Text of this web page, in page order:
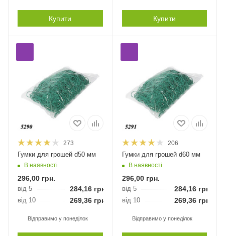
Купити Купити
273
Гумки для грошей d50 мм
В наявності
296,00 грн.
від 5 284,16 грн.
від 10 269,36 грн.
Відправимо у понеділок
206
Гумки для грошей d60 мм
В наявності
296,00грн.
від 5 284,16грн.
від 10 269,36грн.
Відправимо у понеділок